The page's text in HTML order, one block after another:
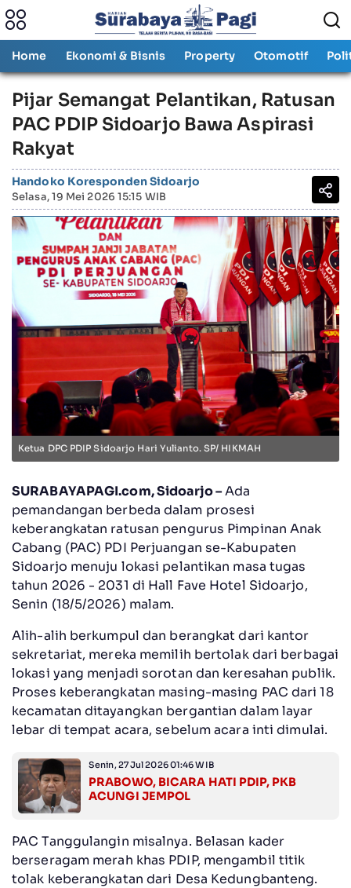
Home Ekonomi & Bisnis Property Otomotif
Pijar Semangat Pelantikan, Ratusan
PAC PDIP Sidoarjo Bawa Aspirasi
Rakyat
Handoko Koresponden Sidoarjo
Selasa, 19 Mei 2026 15:15 WIB
Ketua DPC PDIP Sidoarjo Hari Yulianto. SP/ HIKMAH
SURABAYAPAGI.com, Sidoarjo –Ada
pemandangan berbeda dalam prosesi
keberangkatan ratusan pengurus Pimpinan Anak
Cabang (PAC) PDI Perjuangan se-Kabupaten
Sidoarjo menuju lokasi pelantikan masa tugas
tahun 2026 - 2031 di Hall Fave Hotel Sidoarjo,
Senin (18/5/2026) malam.
Alih-alih berkumpul dan berangkat dari kantor
sekretariat, mereka memilih bertolak dari berbagai
lokasi yang menjadi sorotan dan keresahan publik.
Proses keberangkatan masing-masing PAC dari 18
kecamatan ditayangkan bergantian dalam layar
lebar di tempat acara, sebelum acara inti dimulai.
Senin, 27 Jul 2026 01:46 WIB
PRABOWO, BICARA HATI PDIP, PKB
ACUNGI JEMPOL
PAC Tanggulangin misalnya. Belasan kader
berseragam merah khas PDIP, mengambil titik
tolak keberangkatan dari Desa Kedungbanteng.